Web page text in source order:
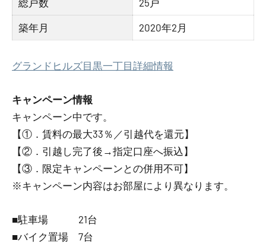
総戸数 25戸
築年月 2020年2月
グランドヒルズ目黒一丁目詳細情報
キャンペーン情報
キャンペーン中です。
【①．賃料の最大33％／引越代を還元】
【②．引越し完了後→指定口座へ振込】
【③．限定キャンペーンとの併用不可】
※キャンペーン内容はお部屋により異なります。
■駐車場 21台
■バイク置場 7台